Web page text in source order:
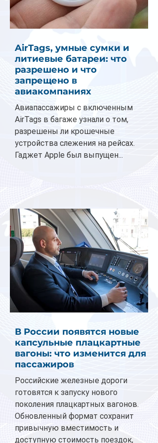
AirTags, умные сумки и
литиевые батареи: что
разрешено и что
запрещено в
авиакомпаниях
Авиапассажиры с включенным
AirTags в багаже узнали о том,
разрешены ли крошечные
устройства слежения на рейсах.
Гаджет Apple был выпущен...
В России появятся новые
капсульные плацкартные
вагоны: что изменится для
пассажиров
Российские железные дороги
готовятся к запуску нового
поколения плацкартных вагонов.
Обновленный формат сохранит
привычную вместимость и
доступную стоимость поездок,